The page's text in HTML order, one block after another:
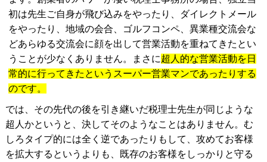
初は先生ご自身が飛び込みをやったり、ダイレクトメール
をやったり、地域の会合、ゴルフコンペ、異業種交流会な
どあらゆる交流会に顔を出して営業活動を重ねてきたとい
うことが少なくありません。まさに超人的な営業活動を日
常的に行ってきたというスーパー営業マンであったりする
のです。
では、その先代の後を引き継いだ税理士先生が同じような
超人かというと、決してそのようなことはありません。む
しろタイプ的には全く逆であったりもして、攻めてお客様
を拡大するというよりも、既存のお客様をしっかりと守る